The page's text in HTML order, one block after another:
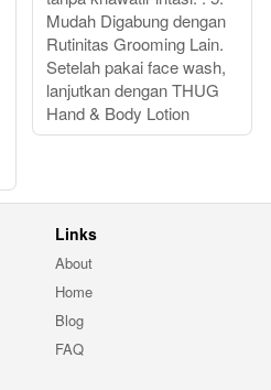
Mudah Digabung dengan
Rutinitas Grooming Lain.
Setelah pakai face wash,
lanjutkan dengan THUG
Hand & Body Lotion
Links
About
Home
Blog
FAQ